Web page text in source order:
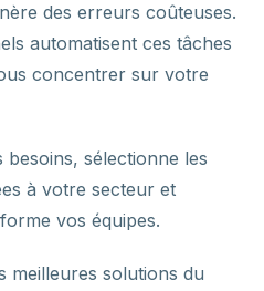
des erreurs coûteuses.
automatisent ces tâches
concentrer sur votre
sélectionne les
à votre secteur et
vos équipes.
meilleures solutions du